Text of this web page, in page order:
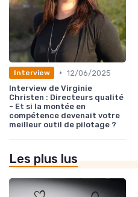
Interview • 12/06/2025
Interview de Virginie
Christen : Directeurs qualité
- Et si la montée en
compétence devenait votre
meilleur outil de pilotage ?
Les plus lus